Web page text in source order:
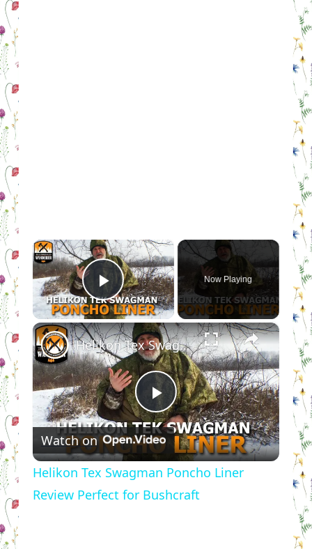
×
Play Video
Now Playing
×
Play
Video
Helikon Tex Swagman Poncho Liner Review Perfect for Bushcraft
Watch on
Helikon Tex Swagman Poncho Liner
Review Perfect for Bushcraft